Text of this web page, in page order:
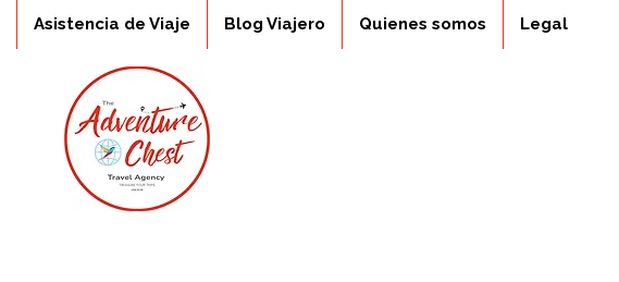
Asistencia de Viaje Blog Viajero Quienes somos Legal